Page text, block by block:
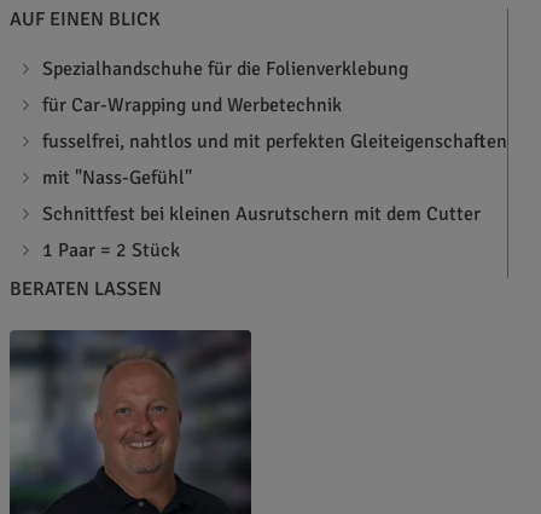
AUF EINEN BLICK
Spezialhandschuhe für die Folienverklebung
für Car-Wrapping und Werbetechnik
fusselfrei, nahtlos und mit perfekten Gleiteigenschaften
mit "Nass-Gefühl"
Schnittfest bei kleinen Ausrutschern mit dem Cutter
1 Paar = 2 Stück
BERATEN LASSEN